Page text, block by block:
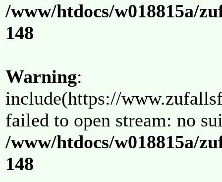
/www/htdocs/w018815a/
148
Warning:
include(https://
failed to open stream: no
/www/htdocs/w018815a/
148